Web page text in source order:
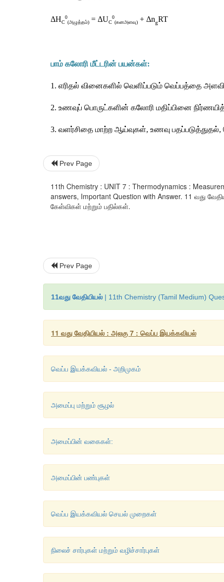
ΔHC
0
(அழுத்தம்) = ΔUC
0
(கனஅளவு) + ΔngRT
பாம் கலோரி மீட்டரின் பயன்கள்:
1. எரிதல் வினைகளில் வெளிப்படும் வெப்பத்தை
2. உணவுப் பொருட்களின் கலோரி மதிப்பினை
3. வளர்சிதை மாற்ற ஆய்வுகள், உணவு பதப்படுத்துதல்,
Prev Page
11th Chemistry : UNIT 7 : Thermodynamics :
answers, Important Question with Answer. 11 வது
கேள்விகள் மற்றும் பதில்கள்.
Prev Page
11வது வேதியியல் | 11th Chemistry (Tamil Medium)
11 வது வேதியியல் : அலகு 7 : வெப்ப இயக்கவியல்
வெப்ப இயக்கவியல் - அறிமுகம்
அமைப்பு மற்றும் சூழல்
அமைப்பின் வகைகள்:
அமைப்பின் பண்புகள்
வெப்ப இயக்கவியல் செயல் முறைகள்
நிலைச் சார்புகள் மற்றும் வழிச்சார்புகள்